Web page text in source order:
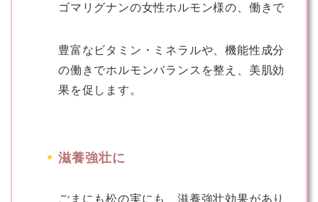
ゴマリグナンの女性ホルモン様の、働きで
豊富なビタミン・ミネラルや、機能性成分
の働きでホルモンバランスを整え、美肌効
果を促します。
滋養強壮に
ごまにも松の実にも、滋養強壮効果があり